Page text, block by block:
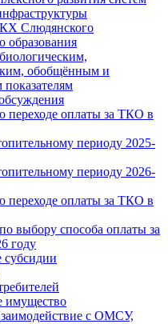
Слюдянского
образования
обобщённым и
переходе оплаты за ТКО в
периоду 2025-
периоду 2026-
переходе оплаты за ТКО в
выбору способа оплаты за
году
субсидии
имущество
с ОМСУ,